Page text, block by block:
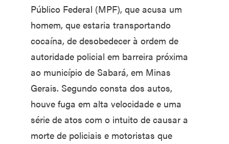
Público Federal (MPF), que acusa um
homem, que estaria transportando
cocaína, de desobedecer à ordem de
autoridade policial em barreira próxima
ao município de Sabará, em Minas
Gerais. Segundo consta dos autos,
houve fuga em alta velocidade e uma
série de atos com o intuito de causar a
morte de policiais e motoristas que